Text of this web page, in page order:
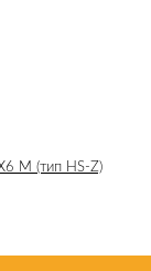
М (тип HS-Z)